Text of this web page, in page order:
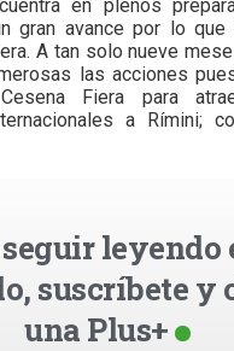
en plenos
gran avance por lo
A tan solo nueve
las acciones
Fiera para
a Rímini;
leyendo
suscríbete y
una Plus+